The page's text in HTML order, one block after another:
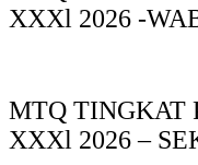
XXXl 2026 -
MTQ TINGKAT
XXXl 2026 –